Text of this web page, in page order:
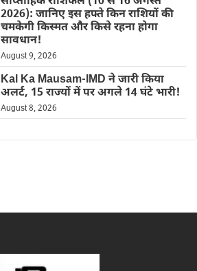
2026): जानिए इस हफ्ते किन राशियों की
चमकेगी किस्मत और किसे रहना होगा
सावधान!
August 9, 2026
Kal Ka Mausam-IMD ने जारी किया
अलर्ट, 15 राज्यों में पर अगले 14 घंटे भारी!
August 8, 2026